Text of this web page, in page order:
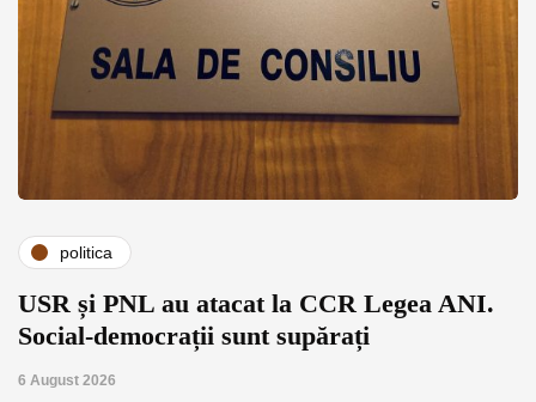
politica
USR și PNL au atacat la CCR Legea ANI.
Social-democrații sunt supărați
6 August 2026